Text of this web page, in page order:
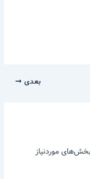
بعدی
بخش‌های موردنیاز